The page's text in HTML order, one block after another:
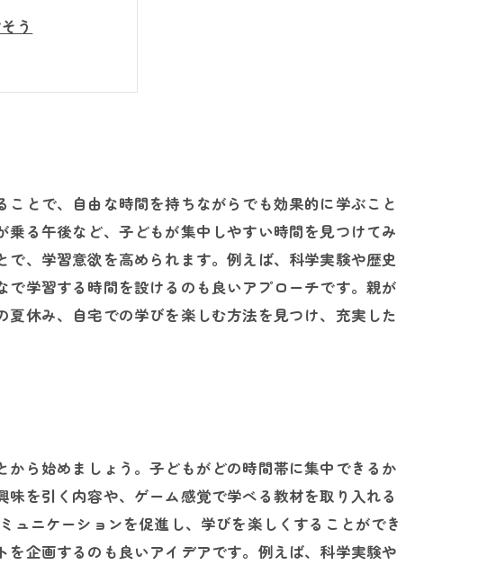
う
高める
しく！
よう
とで、自由な時間を持ちながらでも効果的に学ぶこと
る午後など、子どもが集中しやすい時間を見つけてみ
、学習意欲を高められます。例えば、科学実験や歴史
学習する時間を設けるのも良いアプローチです。親が
休み、自宅での学びを楽しむ方法を見つけ、充実した
ら始めましょう。子どもがどの時間帯に集中できるか
を引く内容や、ゲーム感覚で学べる教材を取り入れる
ュニケーションを促進し、学びを楽しくすることができ
企画するのも良いアイデアです。例えば、科学実験や